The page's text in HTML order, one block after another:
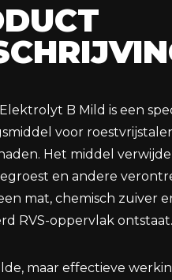
B Mild is een
voor
Het middel
en andere
mat, chemisch zuiver
RVS-oppervlak ontstaat.
maar effectieve